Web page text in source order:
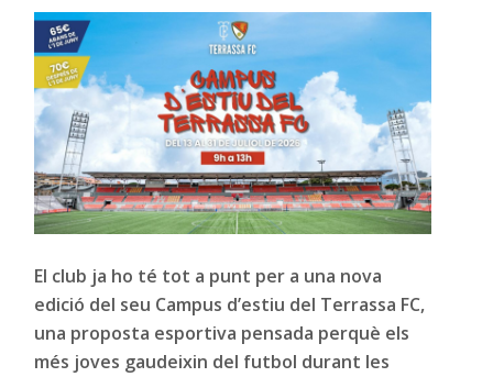
El club ja ho té tot a punt per a una nova
edició del seu Campus d’estiu del Terrassa FC,
una proposta esportiva pensada perquè els
més joves gaudeixin del futbol durant les